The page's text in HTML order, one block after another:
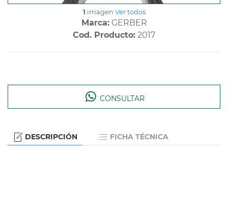
1 imagen Ver todos
Marca:GERBER
Cod. Producto: 2017
CONSULTAR
DESCRIPCIÓN FICHA TÉCNICA